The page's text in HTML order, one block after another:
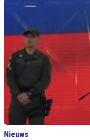
Nieuws